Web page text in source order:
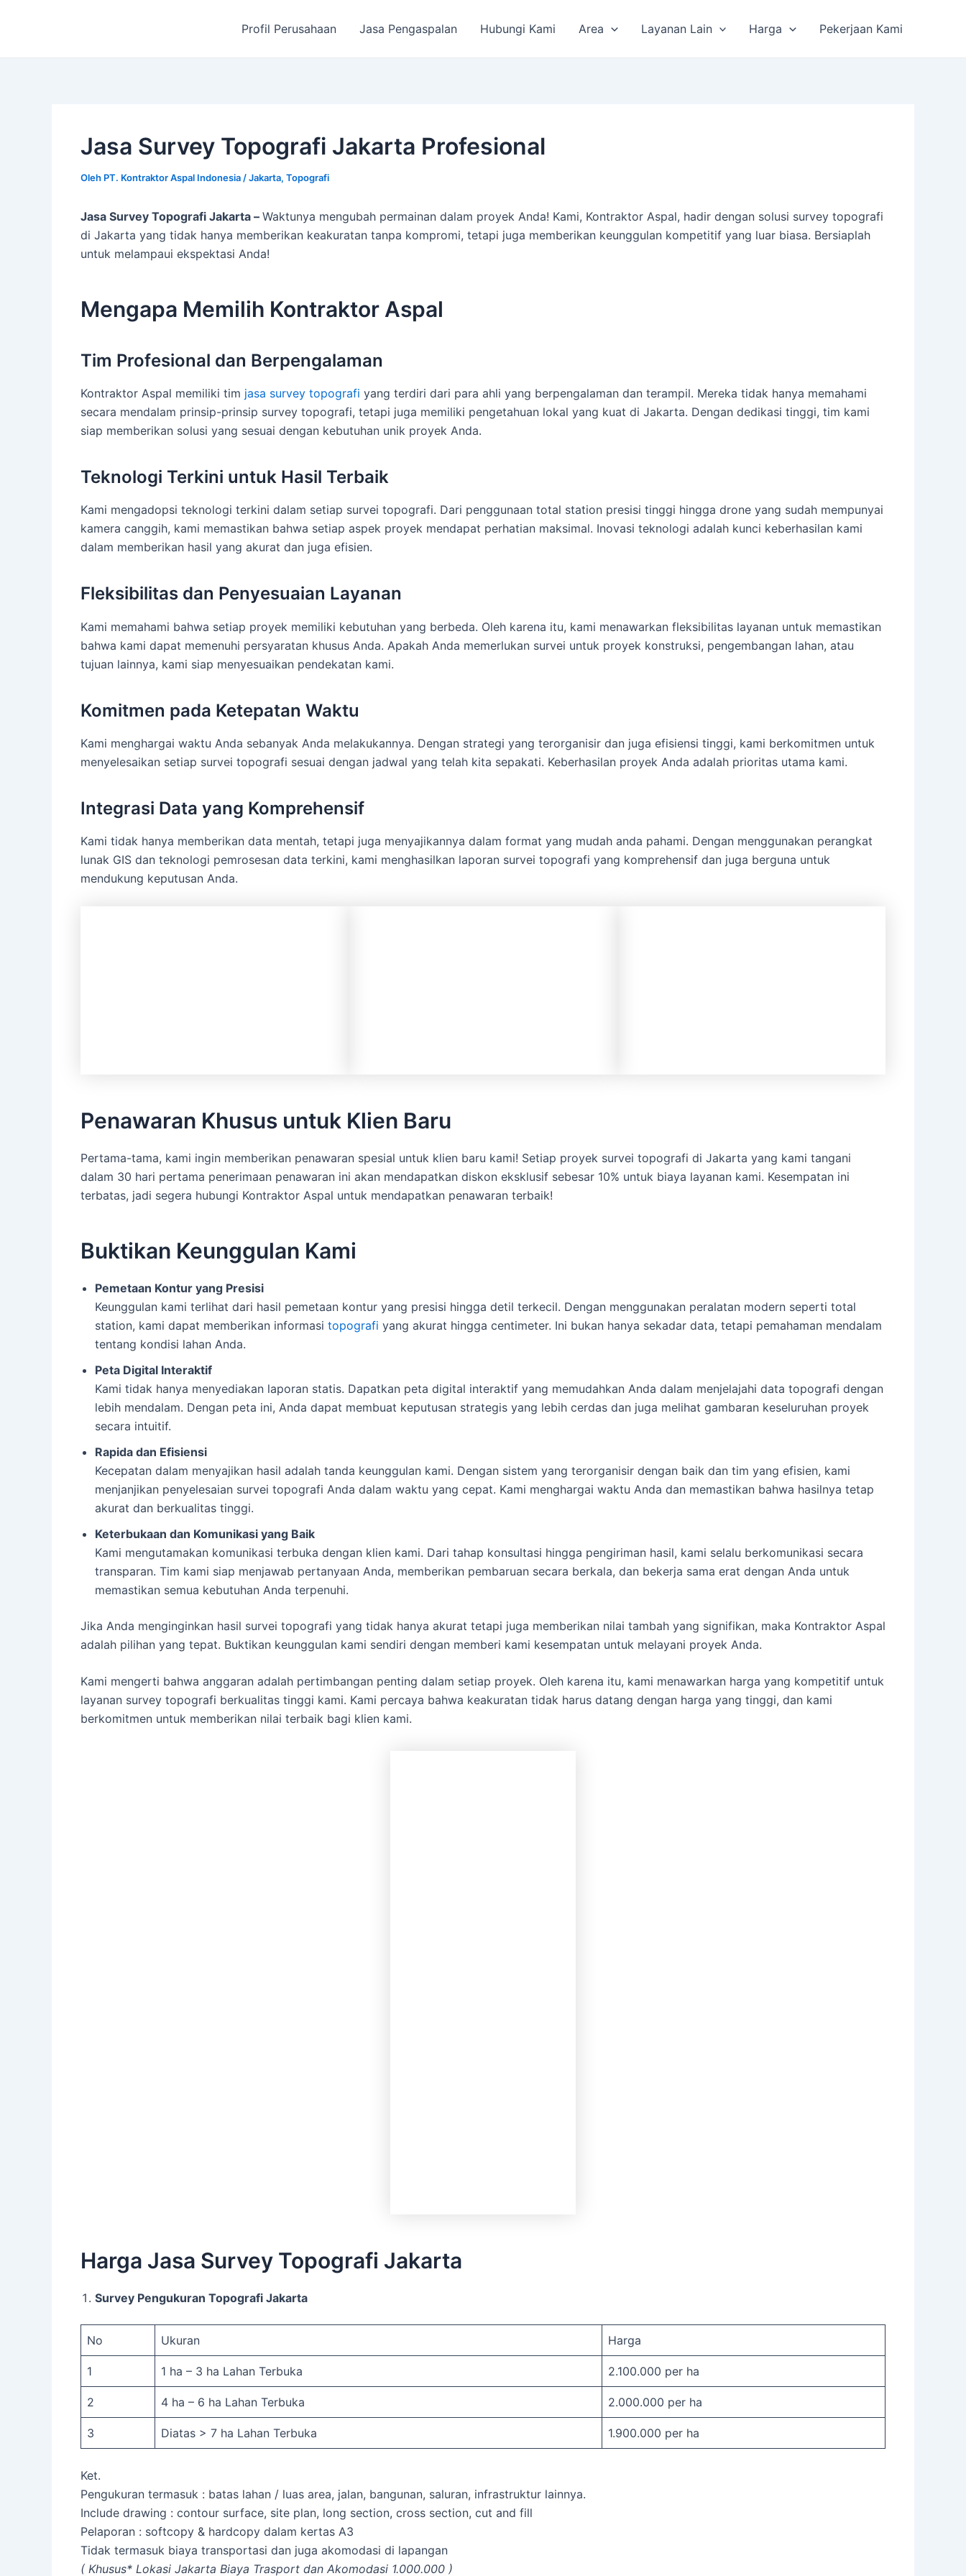
Profil Perusahaan Jasa Pengaspalan Hubungi Kami Area Layanan Lain Harga Pekerjaan Kami
Jasa Survey Topografi Jakarta Profesional
Oleh PT. Kontraktor Aspal Indonesia /Jakarta, Topografi
Jasa Survey Topografi Jakarta – Waktunya mengubah permainan dalam proyek Anda! Kami, Kontraktor Aspal, hadir dengan solusi survey topografi
di Jakarta yang tidak hanya memberikan keakuratan tanpa kompromi, tetapi juga memberikan keunggulan kompetitif yang luar biasa. Bersiaplah
untuk melampaui ekspektasi Anda!
Mengapa Memilih Kontraktor Aspal
Tim Profesional dan Berpengalaman
Kontraktor Aspal memiliki tim jasa survey topografi yang terdiri dari para ahli yang berpengalaman dan terampil. Mereka tidak hanya memahami
secara mendalam prinsip-prinsip survey topografi, tetapi juga memiliki pengetahuan lokal yang kuat di Jakarta. Dengan dedikasi tinggi, tim kami
siap memberikan solusi yang sesuai dengan kebutuhan unik proyek Anda.
Teknologi Terkini untuk Hasil Terbaik
Kami mengadopsi teknologi terkini dalam setiap survei topografi. Dari penggunaan total station presisi tinggi hingga drone yang sudah mempunyai
kamera canggih, kami memastikan bahwa setiap aspek proyek mendapat perhatian maksimal. Inovasi teknologi adalah kunci keberhasilan kami
dalam memberikan hasil yang akurat dan juga efisien.
Fleksibilitas dan Penyesuaian Layanan
Kami memahami bahwa setiap proyek memiliki kebutuhan yang berbeda. Oleh karena itu, kami menawarkan fleksibilitas layanan untuk memastikan
bahwa kami dapat memenuhi persyaratan khusus Anda. Apakah Anda memerlukan survei untuk proyek konstruksi, pengembangan lahan, atau
tujuan lainnya, kami siap menyesuaikan pendekatan kami.
Komitmen pada Ketepatan Waktu
Kami menghargai waktu Anda sebanyak Anda melakukannya. Dengan strategi yang terorganisir dan juga efisiensi tinggi, kami berkomitmen untuk
menyelesaikan setiap survei topografi sesuai dengan jadwal yang telah kita sepakati. Keberhasilan proyek Anda adalah prioritas utama kami.
Integrasi Data yang Komprehensif
Kami tidak hanya memberikan data mentah, tetapi juga menyajikannya dalam format yang mudah anda pahami. Dengan menggunakan perangkat
lunak GIS dan teknologi pemrosesan data terkini, kami menghasilkan laporan survei topografi yang komprehensif dan juga berguna untuk
mendukung keputusan Anda.
Penawaran Khusus untuk Klien Baru
Pertama-tama, kami ingin memberikan penawaran spesial untuk klien baru kami! Setiap proyek survei topografi di Jakarta yang kami tangani
dalam 30 hari pertama penerimaan penawaran ini akan mendapatkan diskon eksklusif sebesar 10% untuk biaya layanan kami. Kesempatan ini
terbatas, jadi segera hubungi Kontraktor Aspal untuk mendapatkan penawaran terbaik!
Buktikan Keunggulan Kami
Pemetaan Kontur yang Presisi
Keunggulan kami terlihat dari hasil pemetaan kontur yang presisi hingga detil terkecil. Dengan menggunakan peralatan modern seperti total
station, kami dapat memberikan informasi topografi yang akurat hingga centimeter. Ini bukan hanya sekadar data, tetapi pemahaman mendalam
tentang kondisi lahan Anda.
Peta Digital Interaktif
Kami tidak hanya menyediakan laporan statis. Dapatkan peta digital interaktif yang memudahkan Anda dalam menjelajahi data topografi dengan
lebih mendalam. Dengan peta ini, Anda dapat membuat keputusan strategis yang lebih cerdas dan juga melihat gambaran keseluruhan proyek
secara intuitif.
Rapida dan Efisiensi
Kecepatan dalam menyajikan hasil adalah tanda keunggulan kami. Dengan sistem yang terorganisir dengan baik dan tim yang efisien, kami
menjanjikan penyelesaian survei topografi Anda dalam waktu yang cepat. Kami menghargai waktu Anda dan memastikan bahwa hasilnya tetap
akurat dan berkualitas tinggi.
Keterbukaan dan Komunikasi yang Baik
Kami mengutamakan komunikasi terbuka dengan klien kami. Dari tahap konsultasi hingga pengiriman hasil, kami selalu berkomunikasi secara
transparan. Tim kami siap menjawab pertanyaan Anda, memberikan pembaruan secara berkala, dan bekerja sama erat dengan Anda untuk
memastikan semua kebutuhan Anda terpenuhi.
Jika Anda menginginkan hasil survei topografi yang tidak hanya akurat tetapi juga memberikan nilai tambah yang signifikan, maka Kontraktor Aspal
adalah pilihan yang tepat. Buktikan keunggulan kami sendiri dengan memberi kami kesempatan untuk melayani proyek Anda.
Kami mengerti bahwa anggaran adalah pertimbangan penting dalam setiap proyek. Oleh karena itu, kami menawarkan harga yang kompetitif untuk
layanan survey topografi berkualitas tinggi kami. Kami percaya bahwa keakuratan tidak harus datang dengan harga yang tinggi, dan kami
berkomitmen untuk memberikan nilai terbaik bagi klien kami.
Harga Jasa Survey Topografi Jakarta
Survey Pengukuran Topografi Jakarta
No Ukuran Harga
1 1 ha – 3 ha Lahan Terbuka 2.100.000 per ha
2 4 ha – 6 ha Lahan Terbuka 2.000.000 per ha
3 Diatas > 7 ha Lahan Terbuka 1.900.000 per ha
Ket.
Pengukuran termasuk : batas lahan / luas area, jalan, bangunan, saluran, infrastruktur lainnya.
Include drawing : contour surface, site plan, long section, cross section, cut and fill
Pelaporan : softcopy & hardcopy dalam kertas A3
Tidak termasuk biaya transportasi dan juga akomodasi di lapangan
( Khusus* Lokasi Jakarta Biaya Trasport dan Akomodasi 1.000.000 )